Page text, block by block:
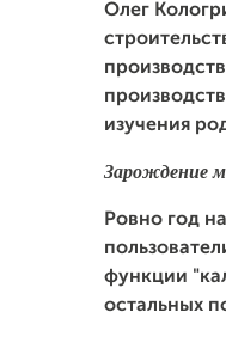
Олег
изучения
Зарождение
Ровно год
функции
остальных